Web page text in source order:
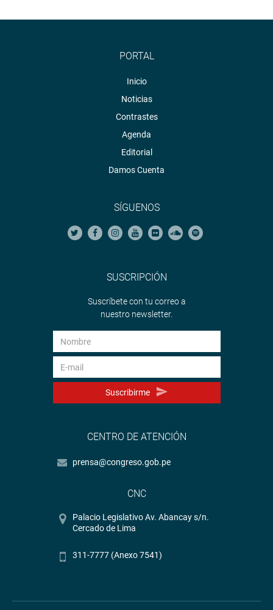
PORTAL
Inicio
Noticias
Contrastes
Agenda
Editorial
Damos Cuenta
SÍGUENOS
SUSCRIPCIÓN
Suscríbete con tu correo a
nuestro newsletter.
Suscribirme
CENTRO DE ATENCIÓN
prensa@congreso.gob.pe
CNC
Palacio Legislativo Av. Abancay s/n.
Cercado de Lima
311-7777 (Anexo 7541)